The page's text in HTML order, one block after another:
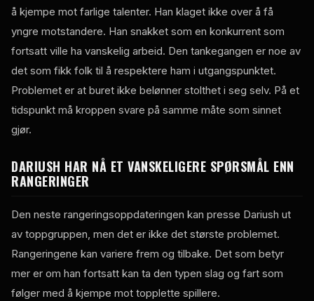
å kjempe mot farlige talenter. Han klaget ikke over å få
yngre motstandere. Han snakket som en konkurrent som
fortsatt ville ha vanskelig arbeid. Den tankegangen er noe av
det som fikk folk til å respektere ham i utgangspunktet.
Problemet er at buret ikke belønner stolthet i seg selv. På et
tidspunkt må kroppen svare på samme måte som sinnet
gjør.
DARIUSH HAR NÅ ET VANSKELIGERE SPØRSMÅL ENN
RANGERINGER
Den neste rangeringsoppdateringen kan presse Dariush ut
av toppgruppen, men det er ikke det største problemet.
Rangeringene kan variere frem og tilbake. Det som betyr
mer er om han fortsatt kan ta den typen slag og fart som
følger med å kjempe mot topplette spillere.